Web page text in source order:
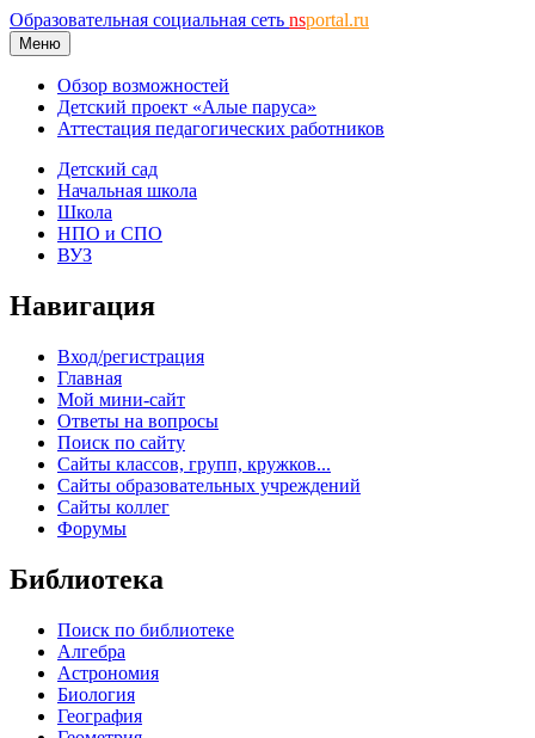
Образовательная социальная сеть nsportal.ru
Меню
Обзор возможностей
Детский проект «Алые паруса»
Аттестация педагогических работников
Детский сад
Начальная школа
Школа
НПО и СПО
ВУЗ
Навигация
Вход/регистрация
Главная
Мой мини-сайт
Ответы на вопросы
Поиск по сайту
Сайты классов, групп, кружков...
Сайты образовательных учреждений
Сайты коллег
Форумы
Библиотека
Поиск по библиотеке
Алгебра
Астрономия
Биология
География